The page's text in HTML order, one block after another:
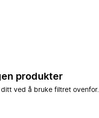
produkter
ved å bruke filtret ovenfor.